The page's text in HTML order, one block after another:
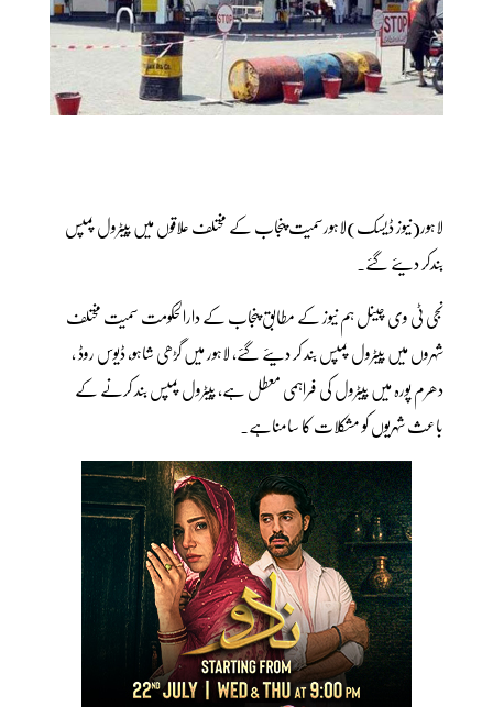
لاہور(نیوز ڈیسک)لاہورسمیت پنجاب کے مختلف علاقوں میں پیٹرول پمپس
بندکر دیئے گئے۔
نجی ٹی وی چینل ہم نیوز کے مطابق پنجاب کے دارالحکومت سمیت مختلف
شہروں میں پیٹرول پمپس بند کر دیئے گئے، لاہور میں گڑھی شاہو، ڈیوس روڈ ،
دھرم پورہ میں پیٹرول کی فراہمی معطل ہے، پیٹرول پمپس بند کرنے کے
باعث شہریوں کو مشکلات کا سامناہے۔